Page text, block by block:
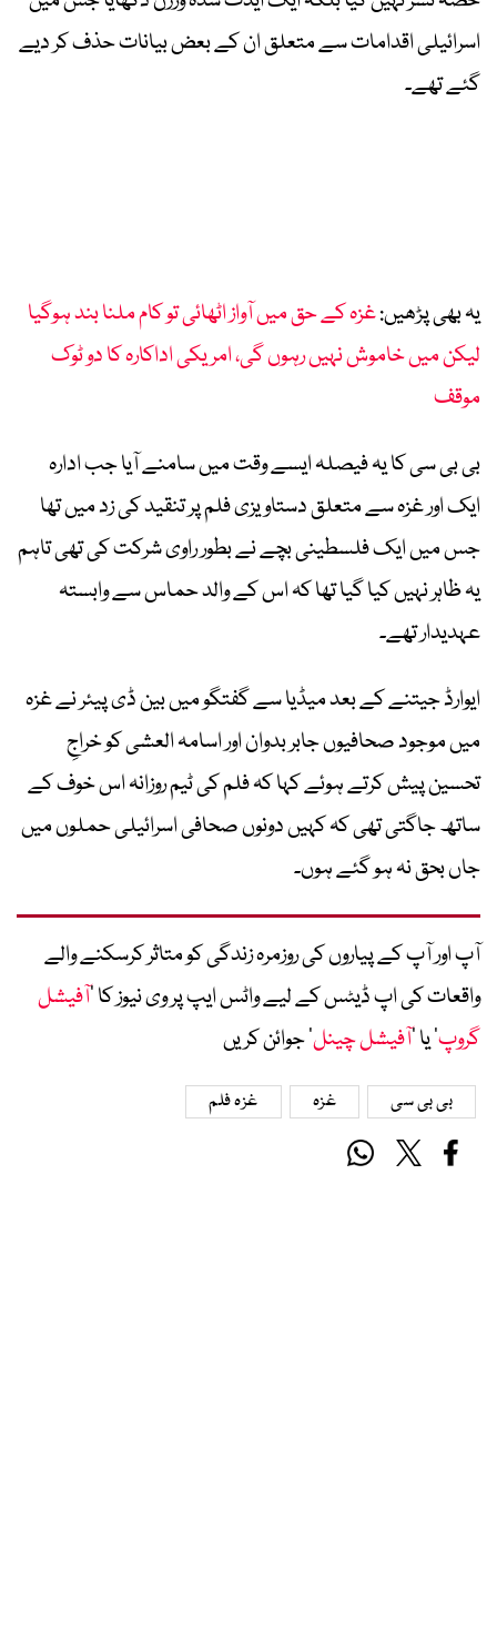
اسرائیلی اقدامات سے متعلق ان کے بعض بیانات حذف کر دیے
گئے تھے۔
یہ بھی پڑھیں:غزہ کے حق میں آواز اٹھائی تو کام ملنا بند ہوگیا
لیکن میں خاموش نہیں رہوں گی، امریکی اداکارہ کا دو ٹوک
موقف
بی بی سی کا یہ فیصلہ ایسے وقت میں سامنے آیا جب ادارہ
ایک اور غزہ سے متعلق دستاویزی فلم پر تنقید کی زد میں تھا
جس میں ایک فلسطینی بچے نے بطور راوی شرکت کی تھی تاہم
یہ ظاہر نہیں کیا گیا تھا کہ اس کے والد حماس سے وابستہ
عہدیدار تھے۔
ایوارڈ جیتنے کے بعد میڈیا سے گفتگو میں بین ڈی پیئر نے غزہ
میں موجود صحافیوں جابر بدوان اور اسامہ العشی کو خراجِ
تحسین پیش کرتے ہوئے کہا کہ فلم کی ٹیم روزانہ اس خوف کے
ساتھ جاگتی تھی کہ کہیں دونوں صحافی اسرائیلی حملوں میں
جاں بحق نہ ہو گئے ہوں۔
آپ اور آپ کے پیاروں کی روزمرہ زندگی کو متاثر کرسکنے والے
واقعات کی اپ ڈیٹس کے لیے واٹس ایپ پر وی نیوز کا ’آفیشل
گروپ‘ یا ’آفیشل چینل‘ جوائن کریں
بی بی سی غزہ غزہ فلم